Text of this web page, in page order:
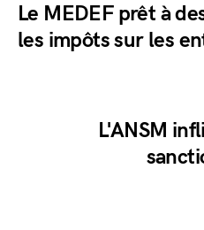
Le MEDEF prêt à
les impôts sur les
L'ANSM